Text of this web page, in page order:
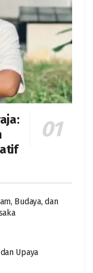
Budaya, dan
Upaya